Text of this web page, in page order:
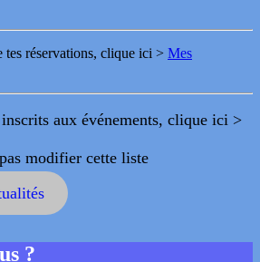
tes réservations, clique ici > Mes
aux événements, clique ici >
modifier cette liste
?